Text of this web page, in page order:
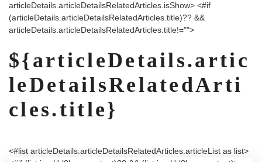
articleDetails.articleDetailsRelatedArticles.isShow> <#if
(articleDetails.articleDetailsRelatedArticles.title)?? &&
articleDetails.articleDetailsRelatedArticles.title!="">
${articleDetails.artic
leDetailsRelatedArti
cles.title}
<#list articleDetails.articleDetailsRelatedArticles.articleList as list>